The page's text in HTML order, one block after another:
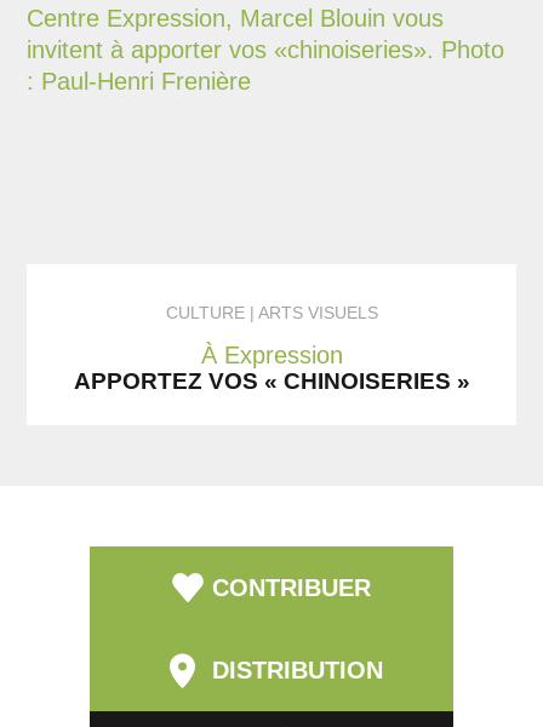
CULTURE ARTS VISUELS
À Expression
APPORTEZ VOS « CHINOISERIES »
CONTRIBUER
DISTRIBUTION